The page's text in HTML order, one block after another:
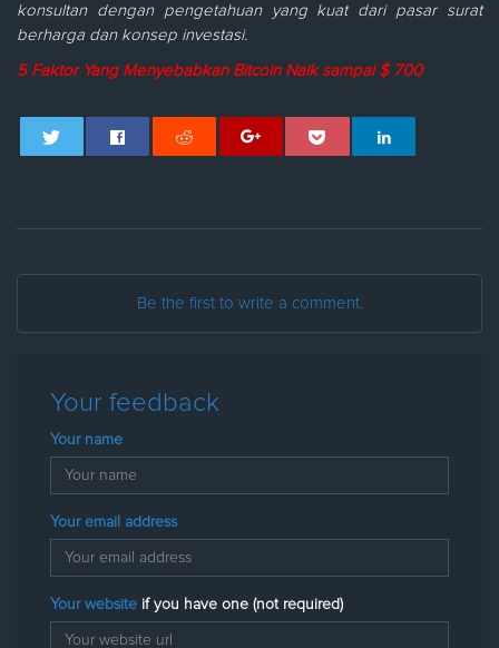
konsultan dengan pengetahuan yang kuat dari pasar surat
berharga dan konsep investasi.
5 Faktor Yang Menyebabkan Bitcoin Naik sampai $ 700
Be the first to write a comment.
Your feedback
Your name
Your email address
Your website if you have one (not required)